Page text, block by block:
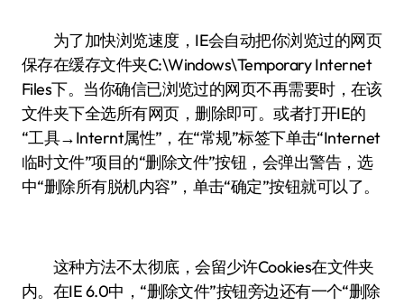
为了加快浏览速度，IE会自动把你浏览过的网页
保存在缓存文件夹C:\Windows\Temporary Internet
Files下。当你确信已浏览过的网页不再需要时，在该
文件夹下全选所有网页，删除即可。或者打开IE的
“工具→Internt属性”，在“常规”标签下单击“Internet
临时文件”项目的“删除文件”按钮，会弹出警告，选
中“删除所有脱机内容”，单击“确定”按钮就可以了。
这种方法不太彻底，会留少许Cookies在文件夹
内。在IE 6.0中，“删除文件”按钮旁边还有一个“删除